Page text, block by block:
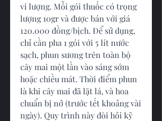
vi lượng. Mỗi gói thuốc có trọng
lượng 10gr và được bán với giá
120.000 đồng/bịch. Để sử dụng,
chỉ cần pha 1 gói với 5 lít nước
sạch, phun sương trên toàn bộ
cây mai một lần vào sáng sớm
hoặc chiều mát. Thời điểm phun
là khi cây mai đã lặt lá, và hoa
chuẩn bị nở (trước tết khoảng vài
ngày). Quy trình này đòi hỏi kỹ